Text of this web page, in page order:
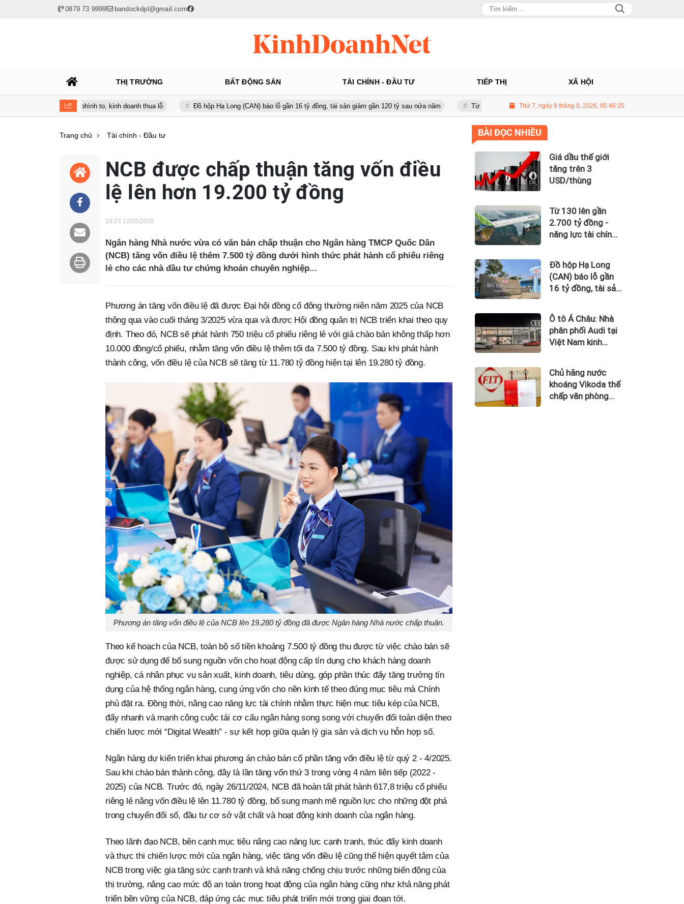
0879 73 9999 bandockdpl@gmail.com
THỊ TRƯỜNG BẤT ĐỘNG SẢN TÀI CHÍNH - ĐẦU TƯ TIẾP THỊ XÃ HỘI
lúc nợ vay phình to, kinh doanh thua lỗ Đồ hộp Hạ Long (CAN) báo lỗ gần 16 tỷ đồng, tài sản giảm gần 120 tỷ sau nửa năm Từ 130 lên gần 2.700 tỷ đồng - năng lực tài chính của Bamboo Airways nhìn từ
Thứ 7, ngày 8 tháng 8, 2026, 05:46:36
Trang chủ Tài chính - Đầu tư
NCB được chấp thuận tăng vốn điều
lệ lên hơn 19.200 tỷ đồng
19:23 12/05/2025
Ngân hàng Nhà nước vừa có văn bản chấp thuận cho Ngân hàng TMCP Quốc Dân
(NCB) tăng vốn điều lệ thêm 7.500 tỷ đồng dưới hình thức phát hành cổ phiếu riêng
lẻ cho các nhà đầu tư chứng khoán chuyên nghiệp...
Phương án tăng vốn điều lệ đã được Đại hội đồng cổ đông thường niên năm 2025 của NCB
thông qua vào cuối tháng 3/2025 vừa qua và được Hội đồng quản trị NCB triển khai theo quy
định. Theo đó, NCB sẽ phát hành 750 triệu cổ phiếu riêng lẻ với giá chào bán không thấp hơn
10.000 đồng/cổ phiếu, nhằm tăng vốn điều lệ thêm tối đa 7.500 tỷ đồng. Sau khi phát hành
thành công, vốn điều lệ của NCB sẽ tăng từ 11.780 tỷ đồng hiện tại lên 19.280 tỷ đồng.
Phương án tăng vốn điều lệ của NCB lên 19.280 tỷ đồng đã được Ngân hàng Nhà nước chấp thuận.
Theo kế hoạch của NCB, toàn bộ số tiền khoảng 7.500 tỷ đồng thu được từ việc chào bán sẽ
được sử dụng để bổ sung nguồn vốn cho hoạt động cấp tín dụng cho khách hàng doanh
nghiệp, cá nhân phục vụ sản xuất, kinh doanh, tiêu dùng, góp phần thúc đẩy tăng trưởng tín
dụng của hệ thống ngân hàng, cung ứng vốn cho nền kinh tế theo đúng mục tiêu mà Chính
phủ đặt ra. Đồng thời, nâng cao năng lực tài chính nhằm thực hiện mục tiêu kép của NCB,
đẩy nhanh và mạnh công cuộc tái cơ cấu ngân hàng song song với chuyển đổi toàn diện theo
chiến lược mới “Digital Wealth” - sự kết hợp giữa quản lý gia sản và dịch vụ hỗn hợp số.
Ngân hàng dự kiến triển khai phương án chào bán cổ phần tăng vốn điều lệ từ quý 2 - 4/2025.
Sau khi chào bán thành công, đây là lần tăng vốn thứ 3 trong vòng 4 năm liên tiếp (2022 -
2025) của NCB. Trước đó, ngày 26/11/2024, NCB đã hoàn tất phát hành 617,8 triệu cổ phiếu
riêng lẻ nâng vốn điều lệ lên 11.780 tỷ đồng, bổ sung mạnh mẽ nguồn lực cho những đột phá
trong chuyển đổi số, đầu tư cơ sở vật chất và hoạt động kinh doanh của ngân hàng.
Theo lãnh đạo NCB, bên cạnh mục tiêu nâng cao năng lực cạnh tranh, thúc đẩy kinh doanh
và thực thi chiến lược mới của ngân hàng, việc tăng vốn điều lệ cũng thể hiện quyết tâm của
NCB trong việc gia tăng sức cạnh tranh và khả năng chống chịu trước những biến động của
thị trường, nâng cao mức độ an toàn trong hoạt động của ngân hàng cũng như khả năng phát
triển bền vững của NCB, đáp ứng các mục tiêu phát triển mới trong giai đoạn tới.
BÀI ĐỌC NHIỀU
Giá dầu thế giới
tăng trên 3
USD/thùng
Từ 130 lên gần
2.700 tỷ đồng -
năng lực tài chính
Airways nhìn từ
công nợ với ACV
Đồ hộp Hạ Long
(CAN) báo lỗ gần
16 tỷ đồng, tài sản
sau nửa năm
Ô tô Á Châu: Nhà
phân phối Audi tại
Việt Nam kinh
Chủ hãng nước
khoáng Vikoda thế
chấp văn phòng